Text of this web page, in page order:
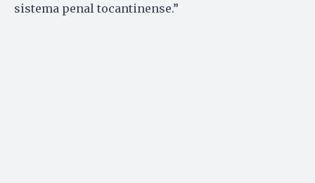
sistema penal tocantinense.”